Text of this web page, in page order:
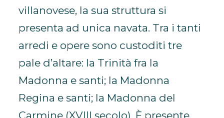
villanovese, la sua struttura si
presenta ad unica navata. Tra i tanti
arredi e opere sono custoditi tre
pale d’altare: la Trinità fra la
Madonna e santi; la Madonna
Regina e santi; la Madonna del
Carmine (XVIII secolo). È presente